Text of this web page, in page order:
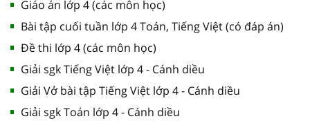
Giáo án lớp 4 (các môn học)
Bài tập cuối tuần lớp 4 Toán, Tiếng Việt (có đáp án)
Đề thi lớp 4 (các môn học)
Giải sgk Tiếng Việt lớp 4 - Cánh diều
Giải Vở bài tập Tiếng Việt lớp 4 - Cánh diều
Giải sgk Toán lớp 4 - Cánh diều